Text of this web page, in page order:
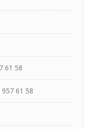
61 58
61 58